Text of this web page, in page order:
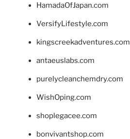
HamadaOfJapan.com
VersifyLifestyle.com
kingscreekadventures.com
antaeuslabs.com
purelycleanchemdry.com
WishOping.com
shoplegacee.com
bonvivantshop.com